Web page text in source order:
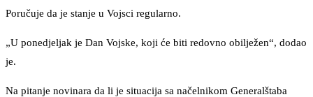
Poručuje da je stanje u Vojsci regularno.
„U ponedjeljak je Dan Vojske, koji će biti redovno obilježen“, dodao
je.
Na pitanje novinara da li je situacija sa načelnikom Generalštaba